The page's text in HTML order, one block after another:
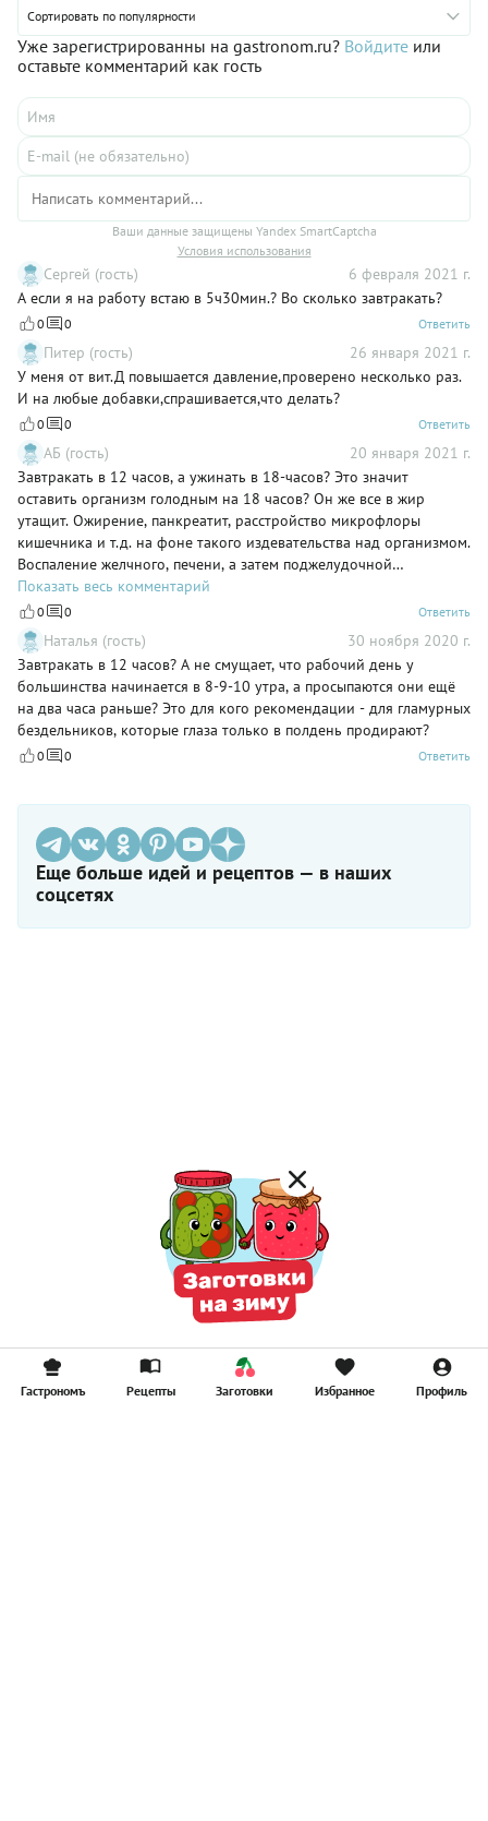
Сортировать по популярности
Уже зарегистрированны на gastronom.ru? Войдите или
оставьте комментарий как гость
Ваши данные защищены Yandex SmartCaptcha
Условия использования
Сергей (гость)
6 февраля 2021 г.
А если я на работу встаю в 5ч30мин.? Во сколько завтракать?
0 0 Ответить
Питер (гость)
26 января 2021 г.
У меня от вит.Д повышается давление,проверено несколько раз.
И на любые добавки,спрашивается,что делать?
0 0 Ответить
АБ (гость)
20 января 2021 г.
Завтракать в 12 часов, а ужинать в 18-часов? Это значит
оставить организм голодным на 18 часов? Он же все в жир
утащит. Ожирение, панкреатит, расстройство микрофлоры
кишечника и т.д. на фоне такого издевательства над организмом.
Воспаление желчного, печени, а затем поджелудочной
обеспечено.Вы думайте что пИшите. Да, и где вода? Как
выводить продукты распада из клеток? Или не ешь, так и не пей?
Показать весь комментарий
0 0 Ответить
Наталья (гость)
30 ноября 2020 г.
Завтракать в 12 часов? А не смущает, что рабочий день у
большинства начинается в 8-9-10 утра, а просыпаются они ещё
на два часа раньше? Это для кого рекомендации - для гламурных
бездельников, которые глаза только в полдень продирают?
0 0 Ответить
Еще больше идей и рецептов — в наших
соцсетях
Гастрономъ Рецепты Заготовки Избранное Профиль